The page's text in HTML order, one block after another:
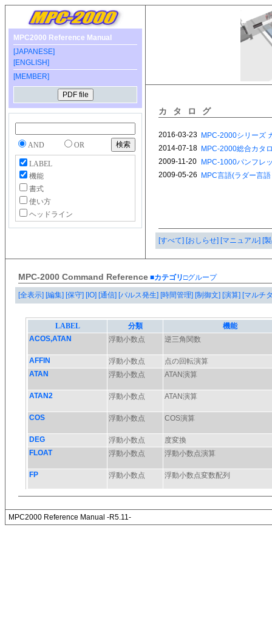
MPC2000 Reference Manual
[JAPANESE]
[ENGLISH]
[MEMBER]
AND OR
LABEL
機能
書式
使い方
ヘッドライン
カタログ
[すべて] [おしらせ] [マニュアル] [
MPC-2000 Command Reference ■カテゴリ□グループ
[全表示] [編集] [保守] [IO] [通信] [パルス発生] [時間管理] [制御文] [演算] [マルチ
MPC2000 Reference Manual -R5.11-